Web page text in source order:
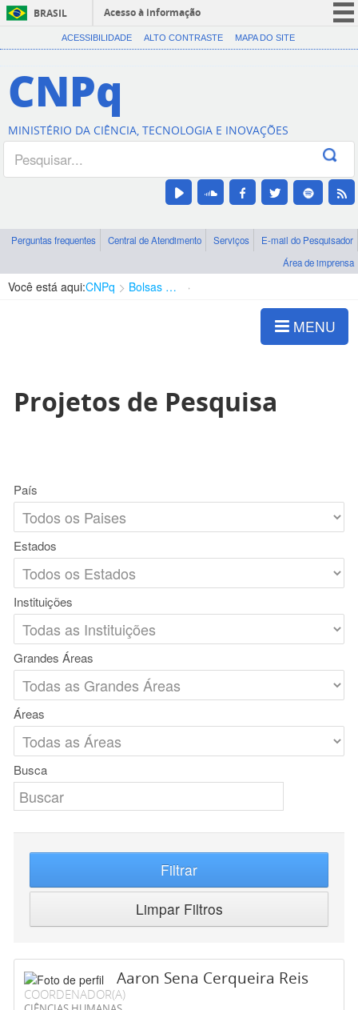
BRASIL
Acesso à informação
CORONAVÍRUS (COVID-19)
Canais
ACESSIBILIDADE ALTO CONTRASTE MAPA DO SITE
CNPq
MINISTÉRIO DA CIÊNCIA, TECNOLOGIA E INOVAÇÕES
Perguntas frequentes Central de Atendimento Serviços
E-mail do Pesquisador
Área de imprensa
Você está aqui:CNPq Bolsas e Auxílios Vigentes
MENU
Projetos de Pesquisa
País
Estados
Instituições
Grandes Áreas
Áreas
Busca
Filtrar
Limpar Filtros
Aaron Sena Cerqueira Reis
COORDENADOR(A)